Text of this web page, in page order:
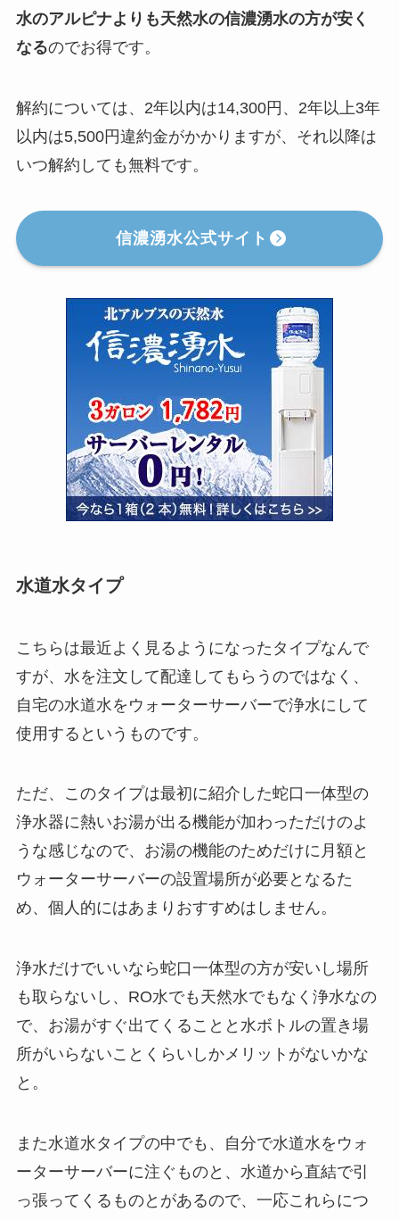
水のアルピナよりも天然水の信濃湧水の方が安く
なるのでお得です。
解約については、2年以内は14,300円、2年以上3年
以内は5,500円違約金がかかりますが、それ以降は
いつ解約しても無料です。
信濃湧水公式サイト
水道水タイプ
こちらは最近よく見るようになったタイプなんで
すが、水を注文して配達してもらうのではなく、
自宅の水道水をウォーターサーバーで浄水にして
使用するというものです。
ただ、このタイプは最初に紹介した蛇口一体型の
浄水器に熱いお湯が出る機能が加わっただけのよ
うな感じなので、お湯の機能のためだけに月額と
ウォーターサーバーの設置場所が必要となるた
め、個人的にはあまりおすすめはしません。
浄水だけでいいなら蛇口一体型の方が安いし場所
も取らないし、RO水でも天然水でもなく浄水なの
で、お湯がすぐ出てくることと水ボトルの置き場
所がいらないことくらいしかメリットがないかな
と。
また水道水タイプの中でも、自分で水道水をウォ
ーターサーバーに注ぐものと、水道から直結で引
っ張ってくるものとがあるので、一応これらにつ